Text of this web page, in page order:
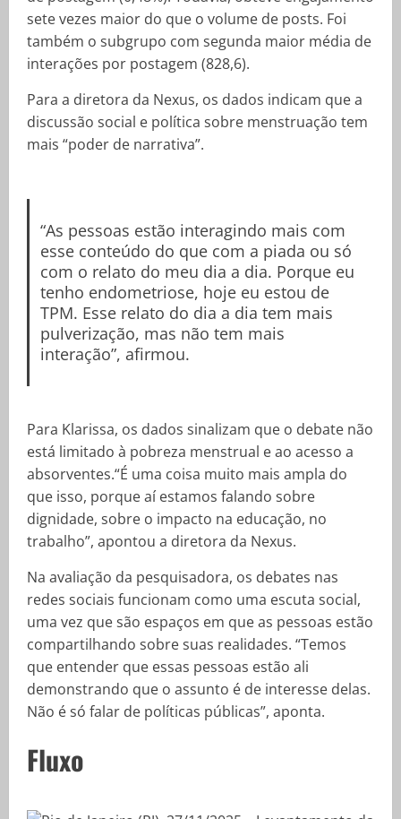
sete vezes maior do que o volume de posts. Foi
também o subgrupo com segunda maior média de
interações por postagem (828,6).
Para a diretora da Nexus, os dados indicam que a
discussão social e política sobre menstruação tem
mais “poder de narrativa”.
“As pessoas estão interagindo mais com
esse conteúdo do que com a piada ou só
com o relato do meu dia a dia. Porque eu
tenho endometriose, hoje eu estou de
TPM. Esse relato do dia a dia tem mais
pulverização, mas não tem mais
interação”, afirmou.
Para Klarissa, os dados sinalizam que o debate não
está limitado à pobreza menstrual e ao acesso a
absorventes.“É uma coisa muito mais ampla do
que isso, porque aí estamos falando sobre
dignidade, sobre o impacto na educação, no
trabalho”, apontou a diretora da Nexus.
Na avaliação da pesquisadora, os debates nas
redes sociais funcionam como uma escuta social,
uma vez que são espaços em que as pessoas estão
compartilhando sobre suas realidades. “Temos
que entender que essas pessoas estão ali
demonstrando que o assunto é de interesse delas.
Não é só falar de políticas públicas”, aponta.
Fluxo